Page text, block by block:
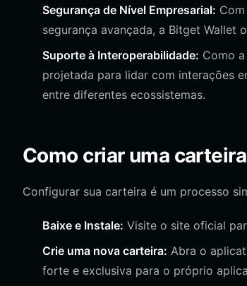
Segurança de Nível Empresarial:
segurança avançada, a Bitget Wallet
Suporte à Interoperabilidade: Como
projetada para lidar com interações
entre diferentes ecossistemas.
Como criar uma carteira
Configurar sua carteira é um processo
Baixe e Instale: Visite o site oficial
Crie uma nova carteira: Abra o
forte e exclusiva para o próprio